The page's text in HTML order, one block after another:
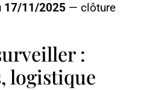
17/11/2025 — clôture
:
logistique